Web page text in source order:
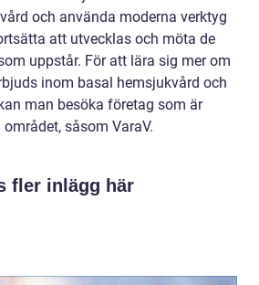
och använda moderna verktyg
att utvecklas och möta de
uppstår. För att lära sig mer om
inom basal hemsjukvård och
man besöka företag som är
såsom VaraV.
fler inlägg här